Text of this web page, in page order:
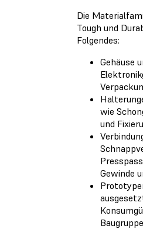
Die
Tough und
Folgendes:
Gehäuse
wie
und
Gewinde